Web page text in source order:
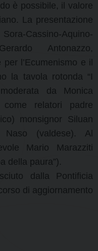
è possibile, il valore
La presentazione
Cassino-Aquino-
Antonazzo,
l’Ecumenismo e il
la tavola rotonda “I
da Monica
relatori padre
monsignor Siluan
Naso (valdese). Al
Mario Marazziti
della paura”).
dalla Pontificia
di aggiornamento